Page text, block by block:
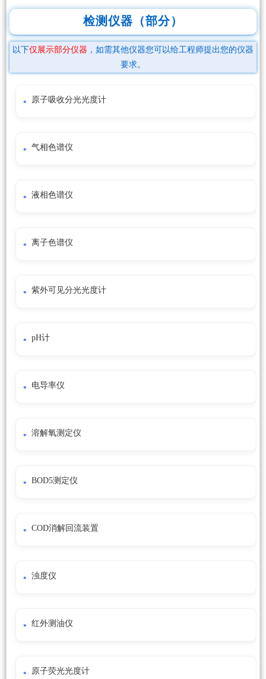
检测仪器（部分）
以下仅展示部分仪器 ，如需其他仪器您可以给工程师提出您的仪器
要求。
原子吸收分光光度计
气相色谱仪
液相色谱仪
离子色谱仪
紫外可见分光光度计
pH计
电导率仪
溶解氧测定仪
BOD5测定仪
COD消解回流装置
浊度仪
红外测油仪
原子荧光光度计